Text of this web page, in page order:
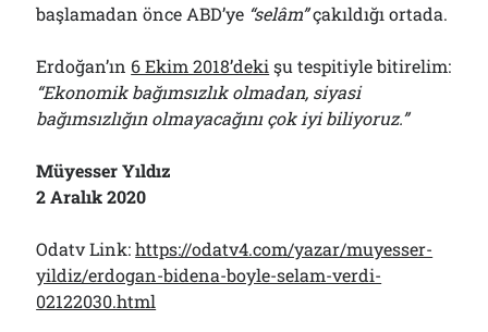
başlamadan önce ABD’ye “selâm”çakıldığı ortada.
Erdoğan’ın 6 Ekim 2018’deki şu tespitiyle bitirelim:
“Ekonomik bağımsızlık olmadan, siyasi
bağımsızlığın olmayacağını çok iyi biliyoruz.”
Müyesser Yıldız
2 Aralık 2020
Odatv Link:https://odatv4.com/yazar/muyesser-
yildiz/erdogan-bidena-boyle-selam-verdi-
02122030.html